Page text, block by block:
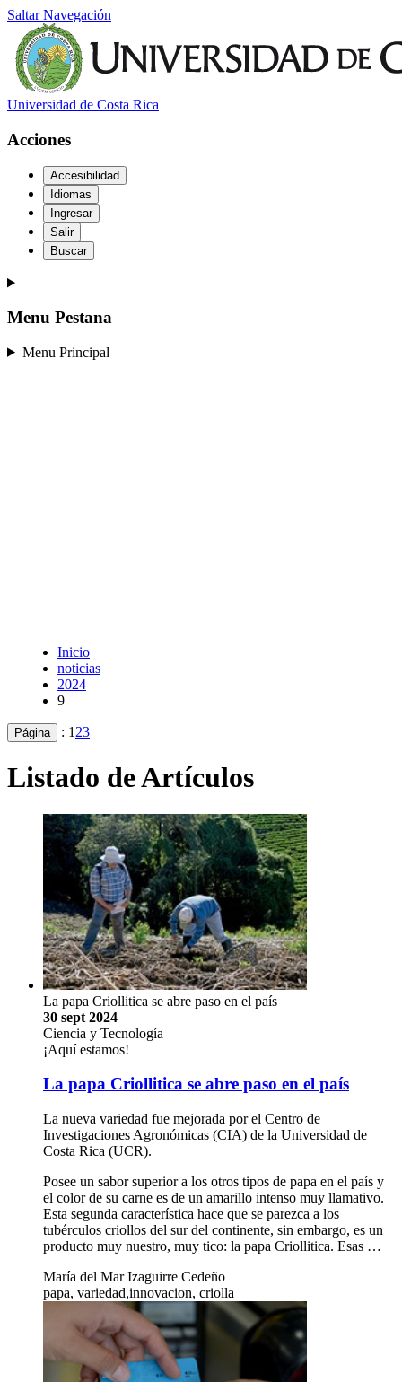
Saltar Navegación
Universidad de Costa Rica
Acciones
Accesibilidad
Idiomas
Ingresar
Salir
Buscar
Menu Pestana
Menu Principal
Inicio
noticias
2024
9
Página : 1 23
Listado de Artículos
La papa Criollitica se abre paso en el país
30 sept 2024
Ciencia y Tecnología
¡Aquí estamos!
La papa Criollitica se abre paso en el país
La nueva variedad fue mejorada por el Centro de
Investigaciones Agronómicas (CIA) de la Universidad de
Costa Rica (UCR).
Posee un sabor superior a los otros tipos de papa en el país y
el color de su carne es de un amarillo intenso muy llamativo.
Esta segunda característica hace que se parezca a los
tubérculos criollos del sur del continente, sin embargo, es un
producto muy nuestro, muy tico: la papa Criollitica. Esas …
María del Mar Izaguirre Cedeño
papa, variedad,innovacion, criolla